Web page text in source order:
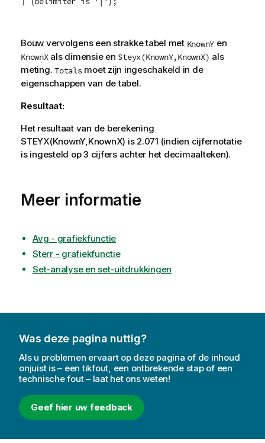
Bouw vervolgens een strakke tabel met KnownY en
KnownXals dimensie en Steyx(KnownY,KnownX) als
meting. Totalsmoet zijn ingeschakeld in de
eigenschappen van de tabel.
Resultaat:
Het resultaat van de berekening
STEYX(KnownY,KnownX) is 2.071 (indien cijfernotatie
is ingesteld op 3 cijfers achter het decimaalteken).
Meer informatie
Avg - grafiekfunctie
Sterr - grafiekfunctie
Set-analyse en set-uitdrukkingen
Was deze pagina nuttig?
Als u problemen ervaart op deze pagina of de inhoud
onjuist is – een tikfout, een ontbrekende stap of een
technische fout – laat het ons weten!
Geef hier uw feedback